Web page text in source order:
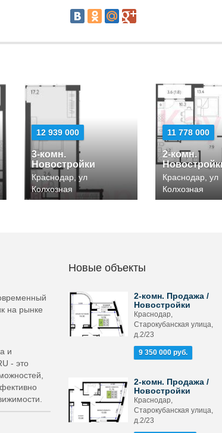
12 939 000
3-комн.
Новостройки
Краснодар, ул
Колхозная
11 778 000
2-комн.
Краснодар, ул
Колхозная
на рынке
и
- это
Новые объекты
2-комн. Продажа /
Новостройки
Краснодар,
Старокубанская улица,
д.2/23
9 350 000 руб.
2-комн. Продажа /
Новостройки
Краснодар,
Старокубанская улица,
д.2/23